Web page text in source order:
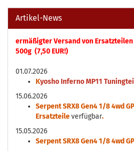
Artikel-News
ermäßigter Versand von
500g (7,50 EUR!)
01.07.2026
Kyosho Inferno MP11
15.06.2026
Serpent SRX8 Gen4 1/8 4wd
Ersatzteileverfügbar.
15.05.2026
Serpent SRX8 Gen4 1/8 4wd